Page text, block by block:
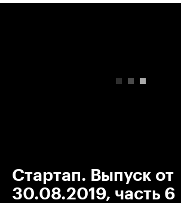
Стартап. Выпуск от
30.08.2019, часть 6